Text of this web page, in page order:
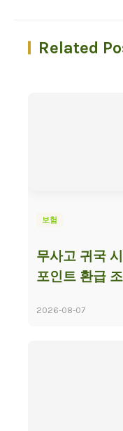
Related
보험
무사고 귀국
포인트 환급
2026-08-07